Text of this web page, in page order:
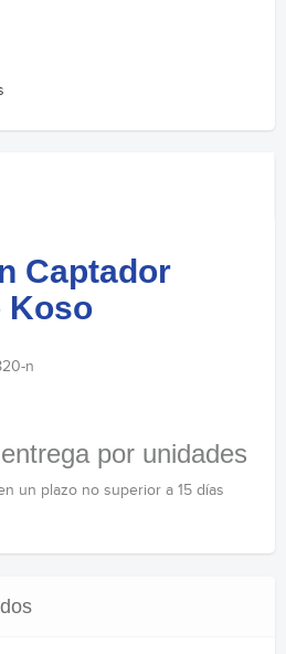
Captador
Koso
n
por unidades
un plazo no superior a 15 días